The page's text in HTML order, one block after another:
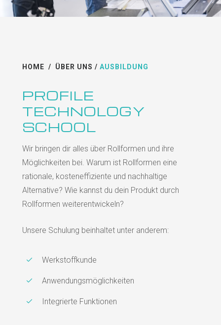
HOME / ÜBER UNS / AUSBILDUNG
PROFILE
TECHNOLOGY
SCHOOL
Wir bringen dir alles über Rollformen und ihre
Möglichkeiten bei. Warum ist Rollformen eine
rationale, kosteneffiziente und nachhaltige
Alternative? Wie kannst du dein Produkt durch
Rollformen weiterentwickeln?
Unsere Schulung beinhaltet unter anderem:
Werkstoffkunde
Anwendungsmöglichkeiten
Integrierte Funktionen